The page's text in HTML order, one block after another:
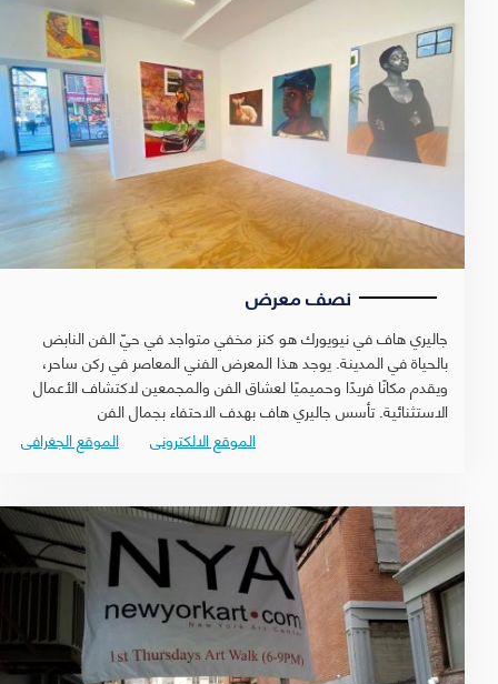
نصف معرض
جاليري هاف في نيويورك هو كنز مخفي متواجد في حيّ الفن النابض
بالحياة في المدينة. يوجد هذا المعرض الفني المعاصر في ركن ساحر،
ويقدم مكانًا فريدًا وحميميًا لعشاق الفن والمجمعين لاكتشاف الأعمال
الاستثنائية. تأسس جاليري هاف بهدف الاحتفاء بجمال الفن
الموقع الجغرافى
الموقع الالكترونى